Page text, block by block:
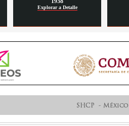
Explorar a Detalle